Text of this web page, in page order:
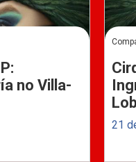
no Villa-
21